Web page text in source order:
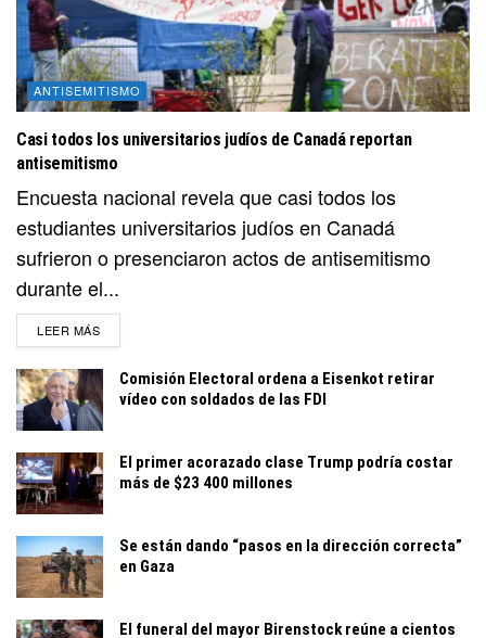
ANTISEMITISMO
Casi todos los universitarios judíos de Canadá reportan
antisemitismo
Encuesta nacional revela que casi todos los
estudiantes universitarios judíos en Canadá
sufrieron o presenciaron actos de antisemitismo
durante el...
LEER MÁSDETAILS
Comisión Electoral ordena a Eisenkot retirar
vídeo con soldados de las FDI
El primer acorazado clase Trump podría costar
más de $23 400 millones
Se están dando “pasos en la dirección correcta”
en Gaza
El funeral del mayor Birenstock reúne a cientos